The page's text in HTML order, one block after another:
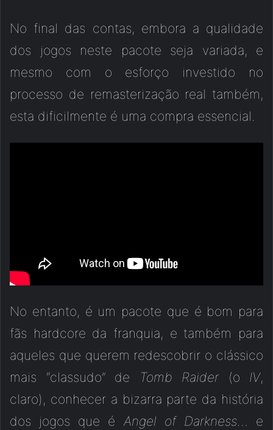
No final das contas, embora a qualidade
dos jogos neste pacote seja variada, e
mesmo com o esforço investido no
processo de remasterização real também,
esta dificilmente é uma compra essencial.
No entanto, é um pacote que é bom para
fãs hardcore da franquia, e também para
aqueles que querem redescobrir o clássico
mais “classudo” de
Tomb Raider (o IV,
claro), conhecer a bizarra parte da história
dos jogos que é Angel of Darkness… e